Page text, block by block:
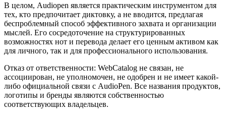
В целом, Audiopen является практическим инструментом для
тех, кто предпочитает диктовку, а не вводится, предлагая
беспроблемный способ эффективного захвата и организации
мыслей. Его сосредоточение на структурированных
возможностях нот и перевода делает его ценным активом как
для личного, так и для профессионального использования.
Отказ от ответственности: WebCatalog не связан, не
ассоциирован, не уполномочен, не одобрен и не имеет какой-
либо официальной связи с AudioPen. Все названия продуктов,
логотипы и бренды являются собственностью
соответствующих владельцев.